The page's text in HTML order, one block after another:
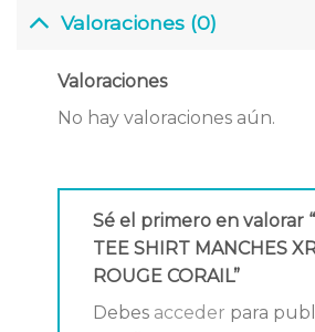
Valoraciones (0)
Valoraciones
No hay valoraciones aún.
Sé el primero en valorar
TEE SHIRT MANCHES
ROUGE CORAIL”
Debes acceder para